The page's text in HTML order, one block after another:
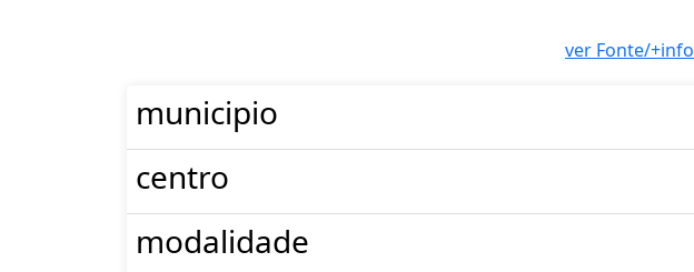
ver Fonte/+info
municipio
centro
modalidade